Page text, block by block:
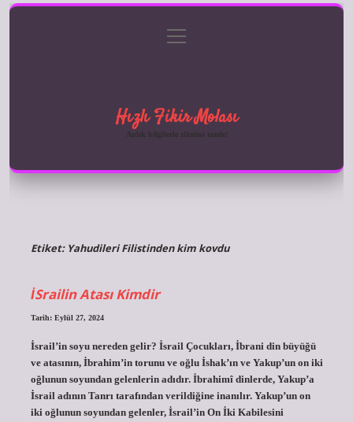
Gizlilik Politikası
menüyü
aç
Hızlı Fikir Molası
Anlık bilgilerle zihnini tazele!
Etiket: Yahudileri Filistinden kim kovdu
İSrailin Atası Kimdir
Tarih: Eylül 27, 2024
İsrail’in soyu nereden gelir? İsrail Çocukları, İbrani din büyüğü
ve atasının, İbrahim’in torunu ve oğlu İshak’ın ve Yakup’un on iki
oğlunun soyundan gelenlerin adıdır. İbrahimî dinlerde, Yakup’a
İsrail adının Tanrı tarafından verildiğine inanılır. Yakup’un on
iki oğlunun soyundan gelenler, İsrail’in On İki Kabilesini